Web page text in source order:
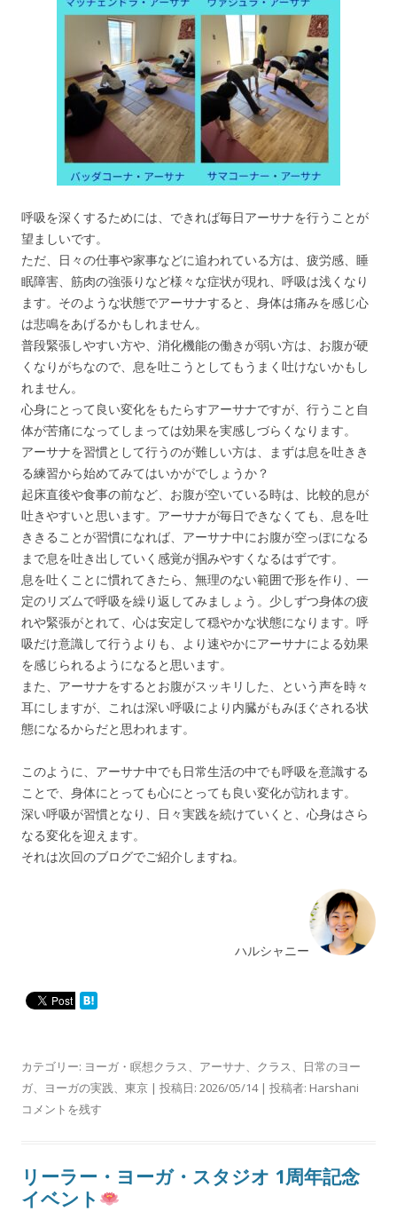
呼吸を深くするためには、できれば毎日アーサナを行うことが
望ましいです。
ただ、日々の仕事や家事などに追われている方は、疲労感、睡
眠障害、筋肉の強張りなど様々な症状が現れ、呼吸は浅くなり
ます。そのような状態でアーサナすると、身体は痛みを感じ心
は悲鳴をあげるかもしれません。
普段緊張しやすい方や、消化機能の働きが弱い方は、お腹が硬
くなりがちなので、息を吐こうとしてもうまく吐けないかもし
れません。
心身にとって良い変化をもたらすアーサナですが、行うこと自
体が苦痛になってしまっては効果を実感しづらくなります。
アーサナを習慣として行うのが難しい方は、まずは息を吐きき
る練習から始めてみてはいかがでしょうか？
起床直後や食事の前など、お腹が空いている時は、比較的息が
吐きやすいと思います。アーサナが毎日できなくても、息を吐
ききることが習慣になれば、アーサナ中にお腹が空っぽになる
まで息を吐き出していく感覚が掴みやすくなるはずです。
息を吐くことに慣れてきたら、無理のない範囲で形を作り、一
定のリズムで呼吸を繰り返してみましょう。少しずつ身体の疲
れや緊張がとれて、心は安定して穏やかな状態になります。呼
吸だけ意識して行うよりも、より速やかにアーサナによる効果
を感じられるようになると思います。
また、アーサナをするとお腹がスッキリした、という声を時々
耳にしますが、これは深い呼吸により内臓がもみほぐされる状
態になるからだと思われます。
このように、アーサナ中でも日常生活の中でも呼吸を意識する
ことで、身体にとっても心にとっても良い変化が訪れます。
深い呼吸が習慣となり、日々実践を続けていくと、心身はさら
なる変化を迎えます。
それは次回のブログでご紹介しますね。
ハルシャニー
カテゴリー: ヨーガ・瞑想クラス、 アーサナ、 クラス、
日常のヨー
ガ、 ヨーガの実践、 東京 | 投稿日: 2026/05/14| 投稿者: Harshani
コメントを残す
リーラー・ヨーガ・スタジオ 1周年記念
イベント